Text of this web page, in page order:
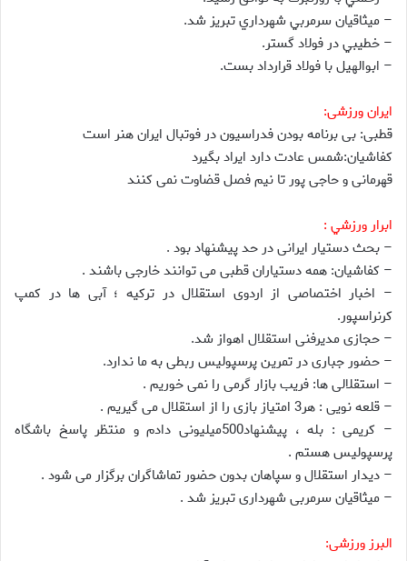
– ميثاقيان سرمربي شهرداري تبريز شد.
– خطيبي در فولاد گستر.
– ابوالهيل با فولاد قرارداد بست.
ایران ورزشی:
قطبی: بی برنامه بودن فدراسیون در فوتبال ایران هنر است
کفاشیان:شمس عادت دارد ایراد بگیرد
قهرمانی و حاجی پور تا نیم فصل قضاوت نمی کنند
ابرار ورزشي :
– بحث دستيار ايرانى در حد پيشنهاد بود .
– كفاشيان: همه دستياران قطبى مى توانند خارجى باشند .
– اخبار اختصاصى از اردوى استقلال در تركيه ؛ آبى ها در كمپ
كرنراسپور.
– حجازى مديرفنى استقلال اهواز شد.
– حضور جبارى در تمرين پرسپوليس ربطى به ما ندارد.
– استقلالى ها: فريب بازار گرمى را نمى خوريم .
– قلعه نويى : هر3 امتياز بازى را از استقلال مى گيريم .
– كريمى : بله ، پيشنهاد500ميليونى دادم و منتظر پاسخ باشگاه
پرسپوليس هستم .
– ديدار استقلال و سپاهان بدون حضور تماشاگران برگزار مى شود .
– ميثاقيان سرمربى شهردارى تبريز شد .
البرز ورزشی: